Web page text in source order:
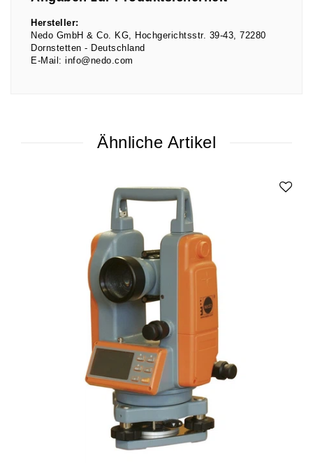
Hersteller:
Nedo GmbH & Co. KG
Hochgerichtsstr. 39-43
72280
Dornstetten
Deutschland
E-Mail: info@nedo.com
Ähnliche Artikel